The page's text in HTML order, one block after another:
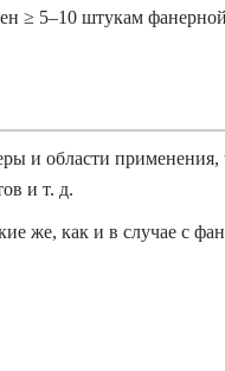
≥ 5–10 штукам
и области применения,
и т. д.
же, как и в случае с